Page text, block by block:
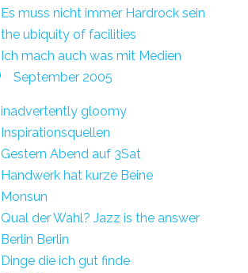
Es muss nicht immer Hardrock sein
the ubiquity of facilities
Ich mach auch was mit Medien
September 2005
inadvertently gloomy
Inspirationsquellen
Gestern Abend auf 3Sat
Handwerk hat kurze Beine
Monsun
Qual der Wahl? Jazz is the answer
Berlin Berlin
Dinge die ich gut finde